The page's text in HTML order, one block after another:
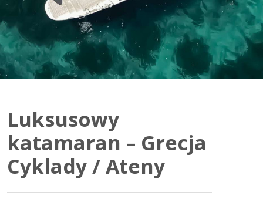
Luksusowy
katamaran – Grecja
Cyklady / Ateny